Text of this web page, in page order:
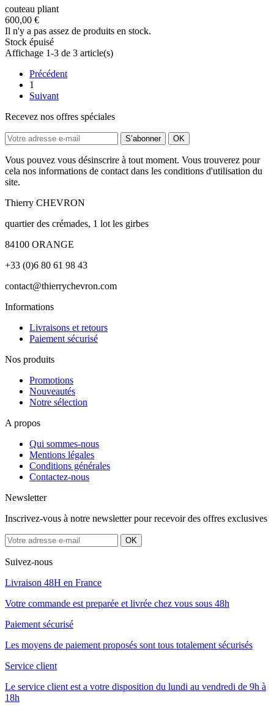
couteau pliant
600,00 €
Il n'y a pas assez de produits en stock.
Stock épuisé
Affichage 1-3 de 3 article(s)
Précédent
1
Suivant
Recevez nos offres spéciales
Vous pouvez vous désinscrire à tout moment. Vous trouverez pour
cela nos informations de contact dans les conditions d'utilisation du
site.
Thierry CHEVRON
quartier des crémades, 1 lot les girbes
84100 ORANGE
+33 (0)6 80 61 98 43
contact@thierrychevron.com
Informations
Livraisons et retours
Paiement sécurisé
Nos produits
Promotions
Nouveautés
Notre sélection
A propos
Qui sommes-nous
Mentions légales
Conditions générales
Contactez-nous
Newsletter
Inscrivez-vous à notre newsletter pour recevoir des offres exclusives
Suivez-nous
Livraison 48H en France
Votre commande est preparée et livrée chez vous sous 48h
Paiement sécurisé
Les moyens de paiement proposés sont tous totalement sécurisés
Service client
Le service client est a votre disposition du lundi au vendredi de 9h à
18h